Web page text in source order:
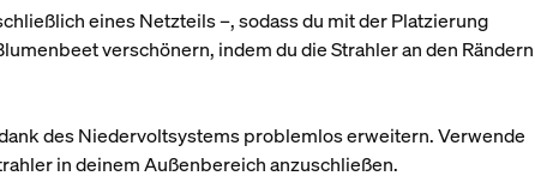
eines Netzteils –, sodass du mit der Platzierung
verschönern, indem du die Strahler an den Rändern
des Niedervoltsystems problemlos erweitern. Verwende
in deinem Außenbereich anzuschließen.